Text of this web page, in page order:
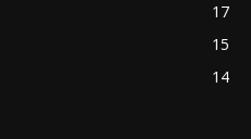
17
15
14